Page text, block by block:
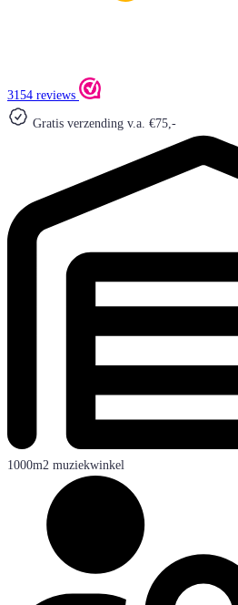
3154 reviews
Gratis verzending v.a. €75,-
1000m2 muziekwinkel